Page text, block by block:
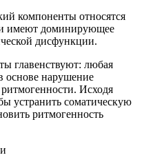
компоненты относятся
имеют доминирующее
дисфункции.
главенствуют: любая
основе нарушение
Исходя
устранить соматическую
ритмогенность